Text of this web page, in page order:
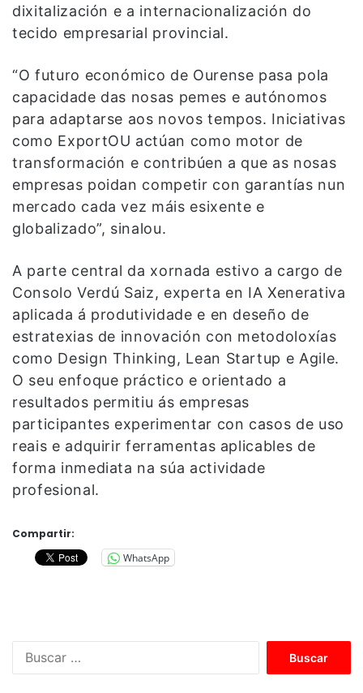
dixitalización e a internacionalización do
tecido empresarial provincial.
“O futuro económico de Ourense pasa pola
capacidade das nosas pemes e autónomos
para adaptarse aos novos tempos. Iniciativas
como ExportOU actúan como motor de
transformación e contribúen a que as nosas
empresas poidan competir con garantías nun
mercado cada vez máis esixente e
globalizado”, sinalou.
A parte central da xornada estivo a cargo de
Consolo Verdú Saiz, experta en IA Xenerativa
aplicada á produtividade e en deseño de
estratexias de innovación con metodoloxías
como Design Thinking, Lean Startup e Agile.
O seu enfoque práctico e orientado a
resultados permitiu ás empresas
participantes experimentar con casos de uso
reais e adquirir ferramentas aplicables de
forma inmediata na súa actividade
profesional.
Compartir:
WhatsApp